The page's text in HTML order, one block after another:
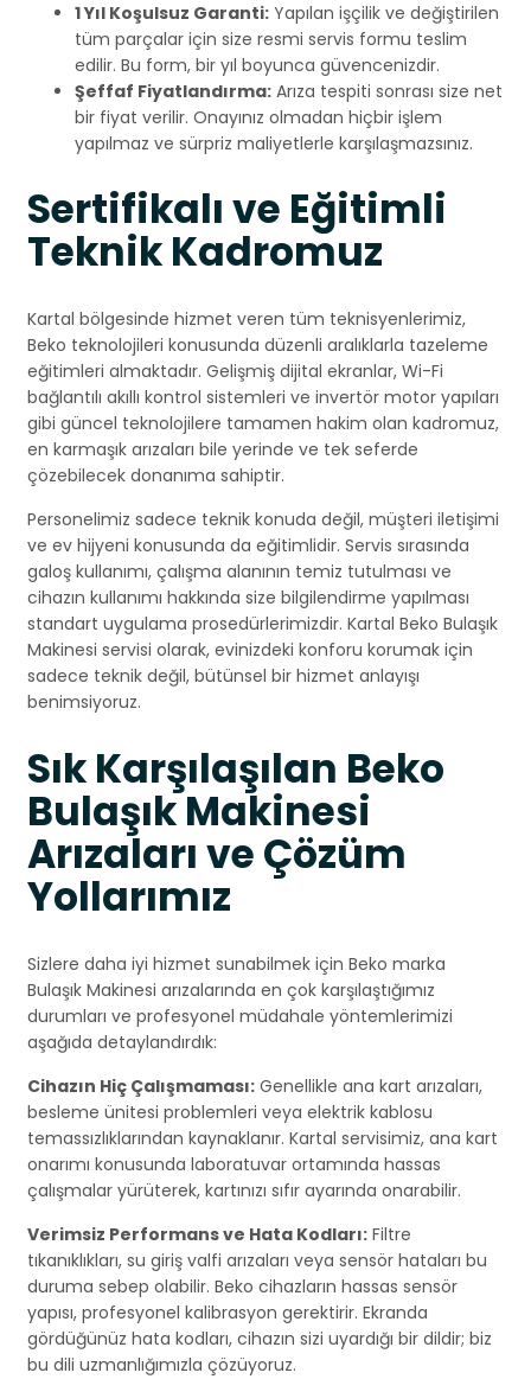
1 Yıl Koşulsuz Garanti: Yapılan işçilik ve değiştirilen
tüm parçalar için size resmi servis formu teslim
edilir. Bu form, bir yıl boyunca güvencenizdir.
Şeffaf Fiyatlandırma: Arıza tespiti sonrası size net
bir fiyat verilir. Onayınız olmadan hiçbir işlem
yapılmaz ve sürpriz maliyetlerle karşılaşmazsınız.
Sertifikalı ve Eğitimli
Teknik Kadromuz
Kartal bölgesinde hizmet veren tüm teknisyenlerimiz,
Beko teknolojileri konusunda düzenli aralıklarla tazeleme
eğitimleri almaktadır. Gelişmiş dijital ekranlar, Wi-Fi
bağlantılı akıllı kontrol sistemleri ve invertör motor yapıları
gibi güncel teknolojilere tamamen hakim olan kadromuz,
en karmaşık arızaları bile yerinde ve tek seferde
çözebilecek donanıma sahiptir.
Personelimiz sadece teknik konuda değil, müşteri iletişimi
ve ev hijyeni konusunda da eğitimlidir. Servis sırasında
galoş kullanımı, çalışma alanının temiz tutulması ve
cihazın kullanımı hakkında size bilgilendirme yapılması
standart uygulama prosedürlerimizdir. Kartal Beko Bulaşık
Makinesi servisi olarak, evinizdeki konforu korumak için
sadece teknik değil, bütünsel bir hizmet anlayışı
benimsiyoruz.
Sık Karşılaşılan Beko
Bulaşık Makinesi
Arızaları ve Çözüm
Yollarımız
Sizlere daha iyi hizmet sunabilmek için Beko marka
Bulaşık Makinesi arızalarında en çok karşılaştığımız
durumları ve profesyonel müdahale yöntemlerimizi
aşağıda detaylandırdık:
Cihazın Hiç Çalışmaması: Genellikle ana kart arızaları,
besleme ünitesi problemleri veya elektrik kablosu
temassızlıklarından kaynaklanır. Kartal servisimiz, ana kart
onarımı konusunda laboratuvar ortamında hassas
çalışmalar yürüterek, kartınızı sıfır ayarında onarabilir.
Verimsiz Performans ve Hata Kodları: Filtre
tıkanıklıkları, su giriş valfi arızaları veya sensör hataları bu
duruma sebep olabilir. Beko cihazların hassas sensör
yapısı, profesyonel kalibrasyon gerektirir. Ekranda
gördüğünüz hata kodları, cihazın sizi uyardığı bir dildir; biz
bu dili uzmanlığımızla çözüyoruz.